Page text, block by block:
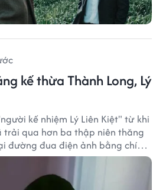
kế thừa Thành Long, Lý
kế nhiệm Lý Liên Kiệt" từ khi
trải qua hơn ba thập niên thăng
đường đua điện ảnh bằng chính